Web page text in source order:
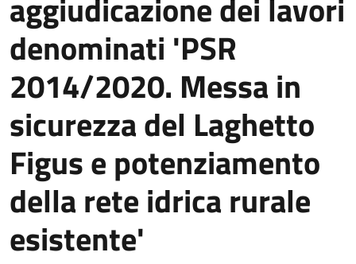
aggiudicazione dei lavori
denominati 'PSR
2014/2020. Messa in
sicurezza del Laghetto
Figus e potenziamento
della rete idrica rurale
esistente'